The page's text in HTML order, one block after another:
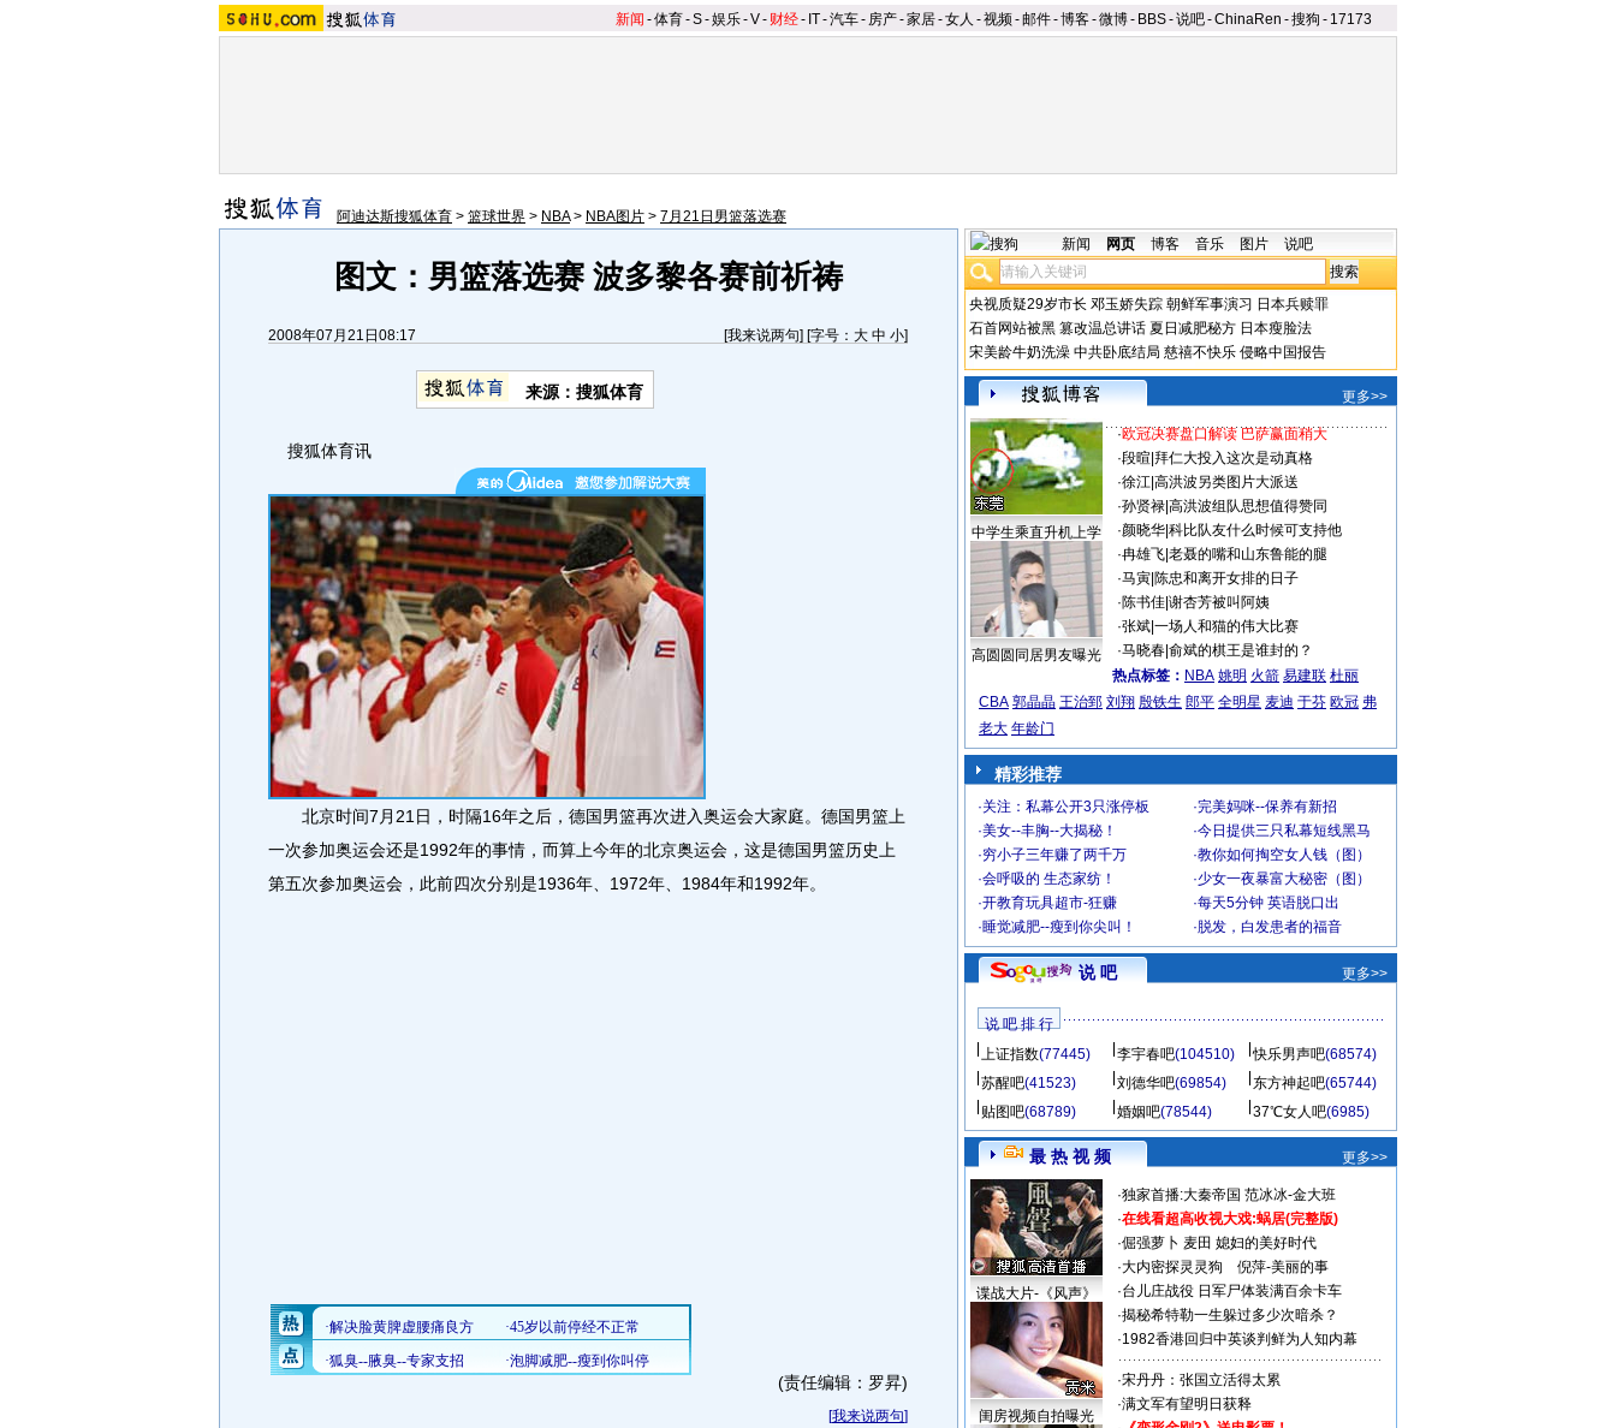
新闻 -体育-S-娱乐-V- 财经- IT-汽车- 房产-家居-女人 -视频-邮件-博客-微博- BBS-说吧-ChinaRen -搜狗 - 17173
阿迪达斯搜狐体育 > 篮球世界 > NBA> NBA图片 > 7月21日男篮落选赛
图文：男篮落选赛 波多黎各赛前祈祷
2008年07月21日08:17 [我来说两句] [字号： 大 中 小]
来源：搜狐体育
搜狐体育讯
北京时间7月21日，时隔16年之后，德国男篮再次进入奥运会大家庭。德国男篮上
一次参加奥运会还是1992年的事情，而算上今年的北京奥运会，这是德国男篮历史上
第五次参加奥运会，此前四次分别是1936年、1972年、1984年和1992年。
(责任编辑：罗昇)
[我来说两句]
新闻 网页 博客 音乐 图片 说吧
央视质疑29岁市长 邓玉娇失踪 朝鲜军事演习 日本兵赎罪
石首网站被黑 篡改温总讲话 夏日减肥秘方 日本瘦脸法
宋美龄牛奶洗澡 中共卧底结局 慈禧不快乐 侵略中国报告
更多>>
中学生乘直升机上学
高圆圆同居男友曝光
·欧冠决赛盘口解读 巴萨赢面稍大
·段暄 拜仁大投入这次是动真格
·徐江| 高洪波另类图片大派送
·孙贤禄| 高洪波组队思想值得赞同
·颜晓华| 科比队友什么时候可支持他
·冉雄飞| 老聂的嘴和山东鲁能的腿
·马寅| 陈忠和离开女排的日子
·陈书佳| 谢杏芳被叫阿姨
·张斌| 一场人和猫的伟大比赛
·马晓春| 俞斌的棋王是谁封的？
热点标签： NBA 姚明 火箭 易建联 杜丽
CBA 郭晶晶 王治郅 刘翔 殷铁生 郎平 全明星 麦迪 于芬 欧冠 弗
老大 年龄门
精彩推荐
·关注：私幕公开3只涨停板 ·完美妈咪--保养有新招
·美女--丰胸--大揭秘！ ·今日提供三只私幕短线黑马
·穷小子三年赚了两千万 ·教你如何掏空女人钱（图）
·会呼吸的 生态家纺！ ·少女一夜暴富大秘密（图）
·开教育玩具超市-狂赚 ·每天5分钟 英语脱口出
·睡觉减肥--瘦到你尖叫！ · 脱发，白发患者的福音
说 吧 更多>>
说 吧 排 行
上证指数(77445) 李宇春吧(104510) 快乐男声吧(68574)
苏醒吧(41523) 刘德华吧(69854) 东方神起吧(65744)
贴图吧(68789) 婚姻吧(78544) 37℃女人吧(6985)
最 热 视 频 更多>>
谍战大片-《风声》
闺房视频自拍曝光
·独家首播:大秦帝国 范冰冰-金大班
·在线看超高收视大戏:蜗居(完整版)
·倔强萝卜 麦田 媳妇的美好时代
·大内密探灵灵狗
倪萍-美丽的事
·台儿庄战役 日军尸体装满百余卡车
·揭秘希特勒一生躲过多少次暗杀？
·1982香港回归中英谈判鲜为人知内幕
·宋丹丹：张国立活得太累
·满文军有望明日获释